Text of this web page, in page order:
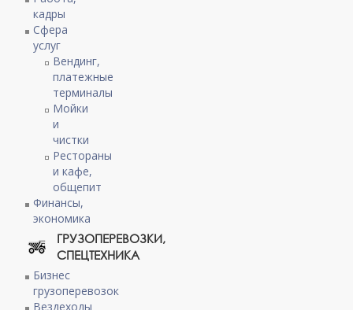
кадры
Сфера
услуг
Вендинг,
платежные
терминалы
Мойки
и
чистки
Рестораны
и кафе,
общепит
Финансы,
экономика
ГРУЗОПЕРЕВОЗКИ,
СПЕЦТЕХНИКА
Бизнес
грузоперевозок
Вездеходы